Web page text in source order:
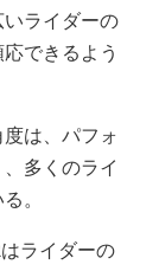
いライダーの
できるよう
は、パフォ
多くのライ
。
ライダーの